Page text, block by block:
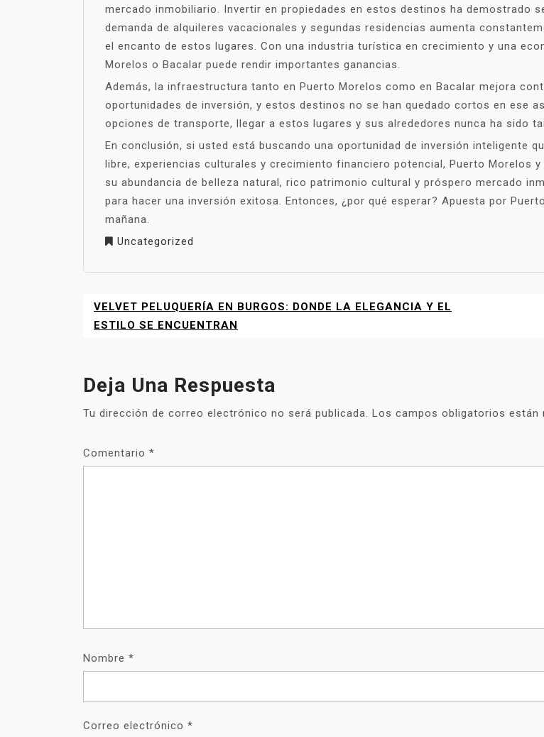
mercado inmobiliario. Invertir en propiedades en estos destinos ha demostrado
demanda de alquileres vacacionales y segundas residencias aumenta
el encanto de estos lugares. Con una industria turística en crecimiento y una
Morelos o Bacalar puede rendir importantes ganancias.
Además, la infraestructura tanto en Puerto Morelos como en Bacalar mejora
oportunidades de inversión, y estos destinos no se han quedado cortos en ese
opciones de transporte, llegar a estos lugares y sus alrededores nunca ha sido
En conclusión, si usted está buscando una oportunidad de inversión inteligente
libre, experiencias culturales y crecimiento financiero potencial, Puerto Morelos
su abundancia de belleza natural, rico patrimonio cultural y próspero mercado
para hacer una inversión exitosa. Entonces, ¿por qué esperar? Apuesta por
mañana.
Uncategorized
NAVEGACIÓN
DE
VELVET PELUQUERÍA EN BURGOS: DONDE LA ELEGANCIA Y EL
ESTILO SE ENCUENTRAN
Deja Una Respuesta
Tu dirección de correo electrónico no será publicada. Los campos obligatorios están
Comentario *
Nombre *
Correo electrónico *